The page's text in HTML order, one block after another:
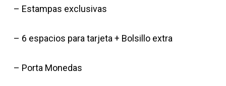
– Estampas exclusivas
– 6 espacios para tarjeta + Bolsillo extra
– Porta Monedas